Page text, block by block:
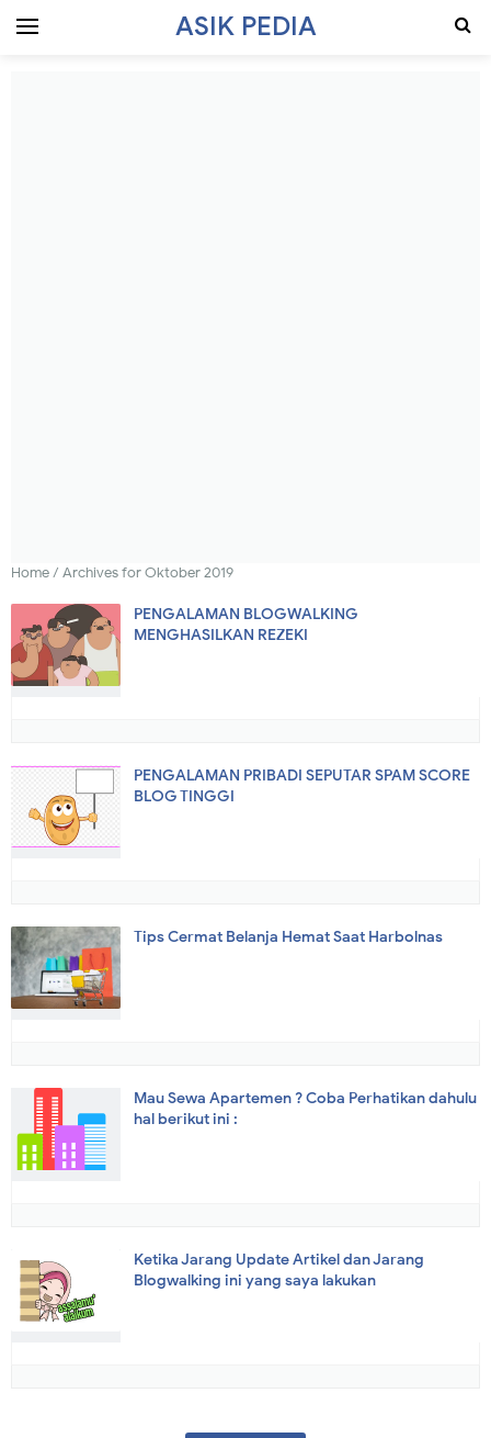
ASIK PEDIA
Home/ Archives for Oktober 2019
PENGALAMAN BLOGWALKING
MENGHASILKAN REZEKI
PENGALAMAN PRIBADI SEPUTAR SPAM SCORE
BLOG TINGGI
Tips Cermat Belanja Hemat Saat Harbolnas
Mau Sewa Apartemen ? Coba Perhatikan dahulu
hal berikut ini :
Ketika Jarang Update Artikel dan Jarang
Blogwalking ini yang saya lakukan